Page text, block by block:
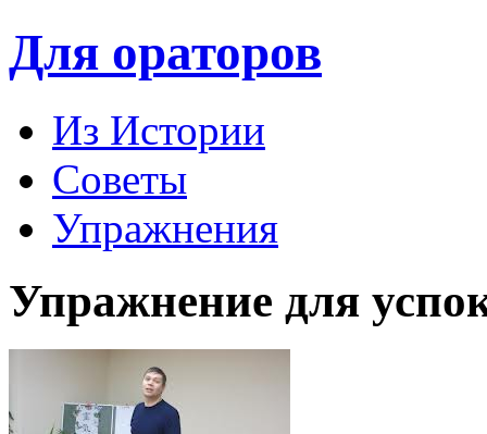
Для ораторов
Из Истории
Советы
Упражнения
Упражнение для